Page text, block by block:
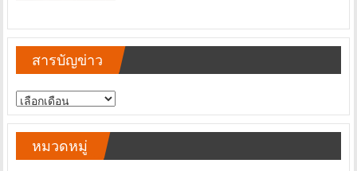
สารบัญข่าว
สารบัญ
ข่าว
หมวดหมู่